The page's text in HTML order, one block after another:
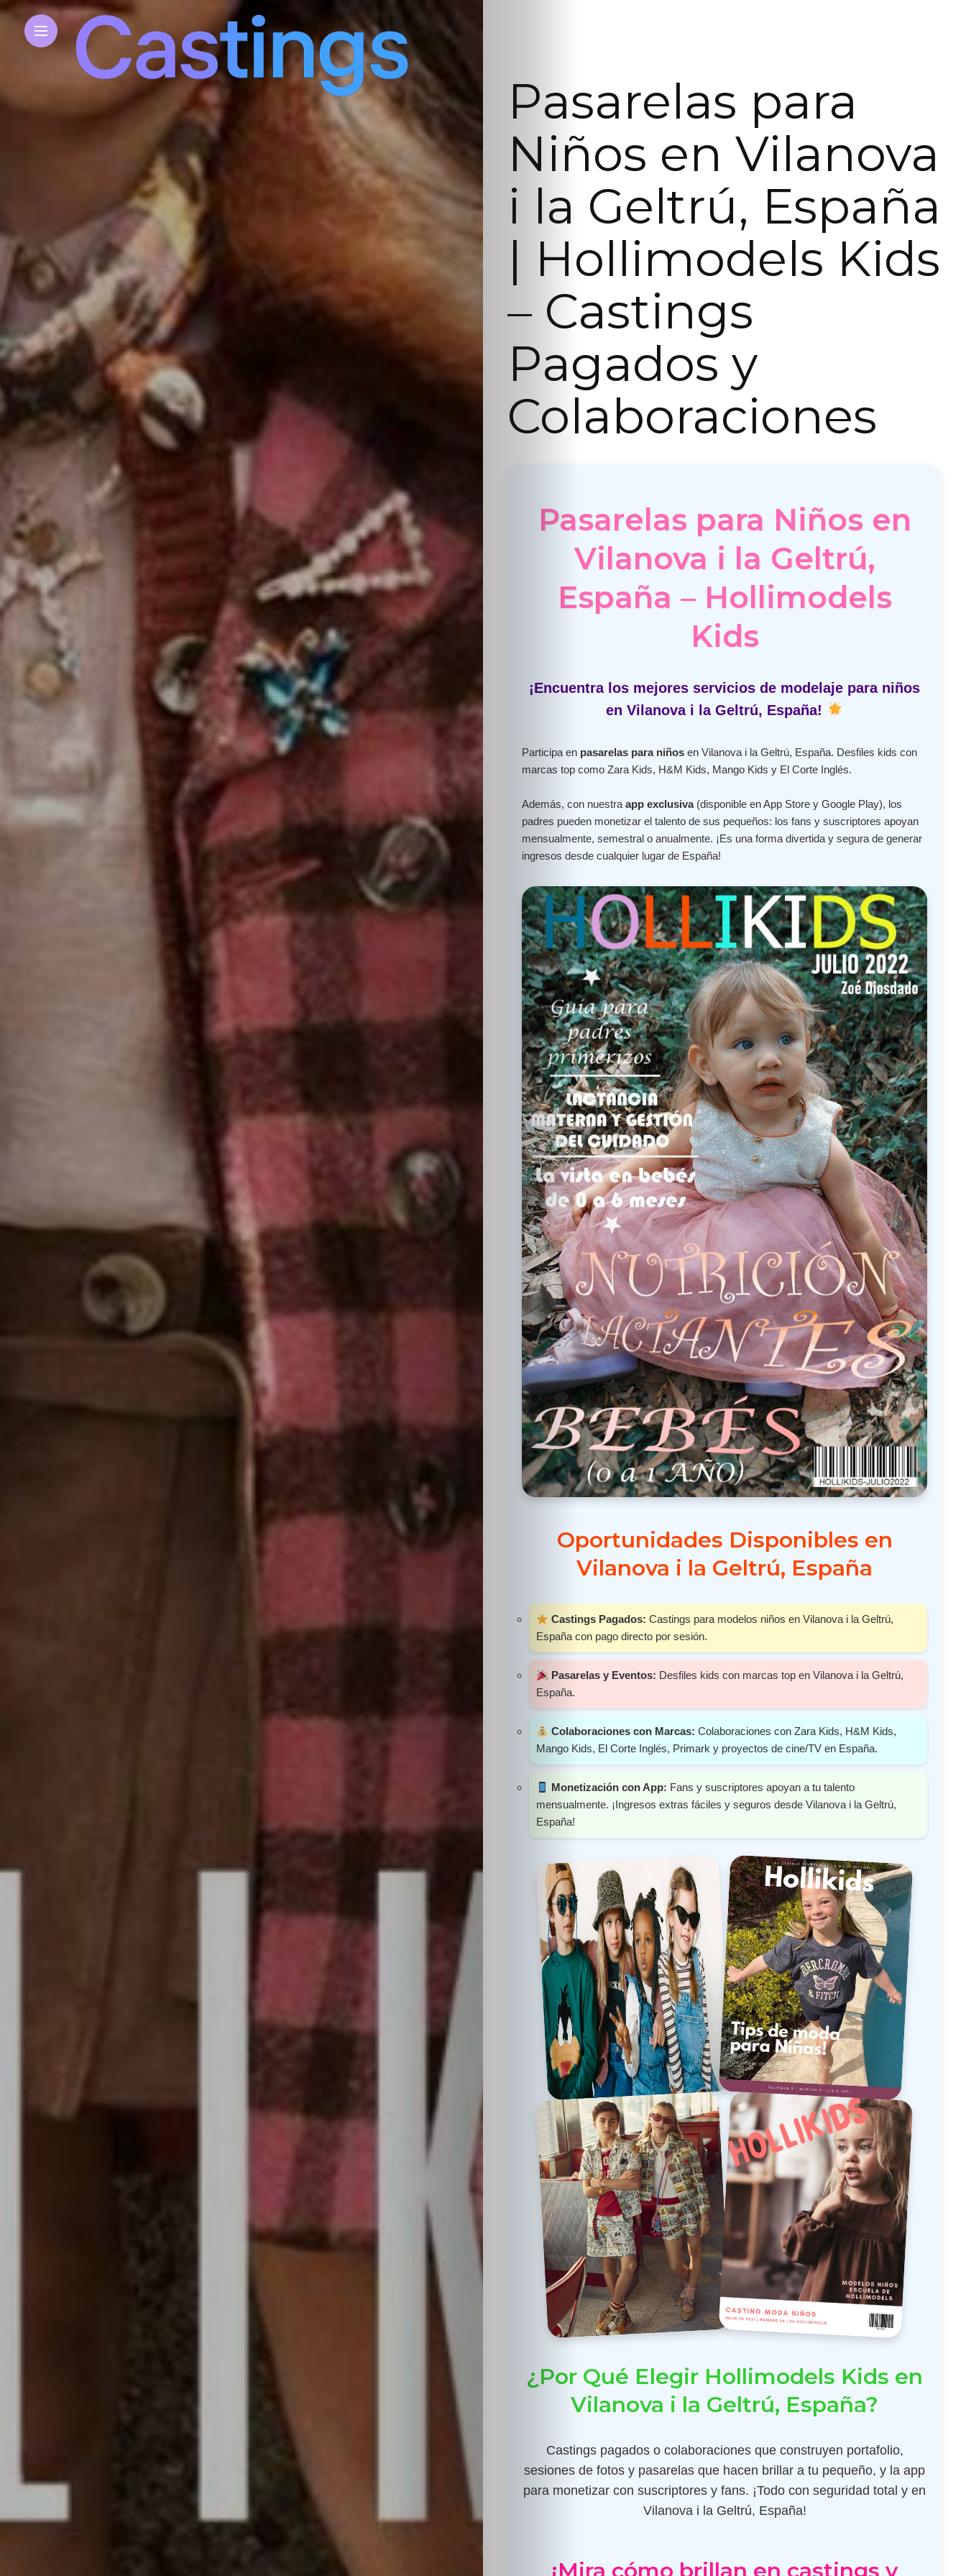
Inicio
Casting
Bershka
Casting
Casting
Sabritas
Casting
HolliKids
Contacto
Search
Pasarelas para
Niños en Vilanova
i la Geltrú, España
| Hollimodels Kids
– Castings
Pagados y
Colaboraciones
Pasarelas para Niños en
Vilanova i la Geltrú,
España – Hollimodels
Kids
¡Encuentra los mejores servicios de modelaje para niños
en Vilanova i la Geltrú, España!
Participa en pasarelas para niñosen Vilanova i la Geltrú, España. Desfiles kids con
marcas top como Zara Kids, H&M Kids, Mango Kids y El Corte Inglés.
Además, con nuestra app exclusiva(disponible en App Store y Google Play), los
padres pueden monetizar el talento de sus pequeños: los fans y suscriptores apoyan
mensualmente, semestral o anualmente. ¡Es una forma divertida y segura de generar
ingresos desde cualquier lugar de España!
Oportunidades Disponibles en
Vilanova i la Geltrú, España
Castings Pagados: Castings para modelos niños en Vilanova i la Geltrú,
España con pago directo por sesión.
Pasarelas y Eventos: Desfiles kids con marcas top en Vilanova i la Geltrú,
España.
Colaboraciones con Marcas: Colaboraciones con Zara Kids, H&M Kids,
Mango Kids, El Corte Inglés, Primark y proyectos de cine/TV en España.
Monetización con App: Fans y suscriptores apoyan a tu talento
mensualmente. ¡Ingresos extras fáciles y seguros desde Vilanova i la Geltrú,
España!
¿Por Qué Elegir Hollimodels Kids en
Vilanova i la Geltrú, España?
Castings pagados o colaboraciones que construyen portafolio,
sesiones de fotos y pasarelas que hacen brillar a tu pequeño, y la app
para monetizar con suscriptores y fans. ¡Todo con seguridad total y en
Vilanova i la Geltrú, España!